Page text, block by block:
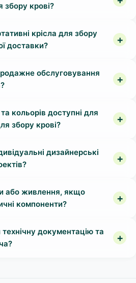
збору крові?
крісла для збору
доставки?
обслуговування
кольорів доступні для
збору крові?
дизайнерські
або живлення, якщо
компоненти?
документацію та